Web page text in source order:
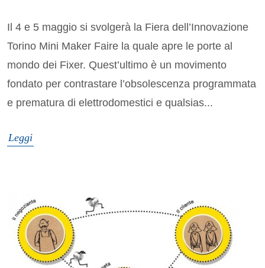
Il 4 e 5 maggio si svolgerà la Fiera dell’Innovazione
Torino Mini Maker Faire la quale apre le porte al
mondo dei Fixer. Quest’ultimo è un movimento
fondato per contrastare l’obsolescenza programmata
e prematura di elettrodomestici e qualsias...
Leggi